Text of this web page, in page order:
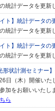
統計データを更新
イト】統計データの
統計データを更新
イト】統計データの
統計データを更新
形状計測セミナー
日（木）開催いた
加をお願いいたし
ら